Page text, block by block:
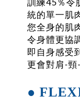
統的單一肌
您全身的肌
令身體更協
即自身感受
更會對肩-頸
●